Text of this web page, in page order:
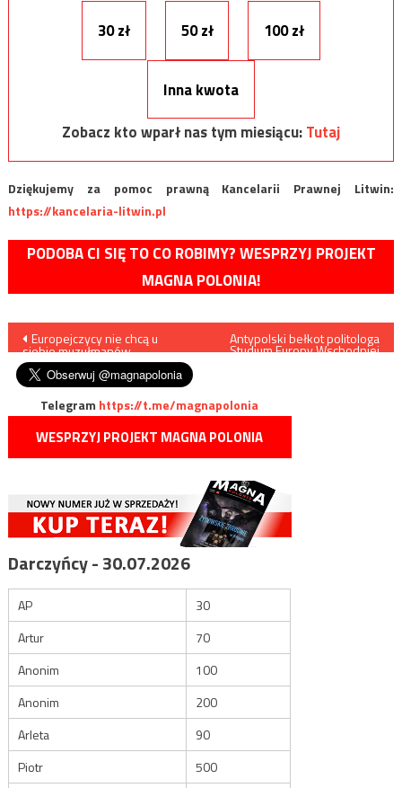
30 zł
50 zł 100 zł
Inna kwota
Zobacz kto wparł nas tym miesiącu:Tutaj
Dziękujemy za pomoc prawną Kancelarii Prawnej Litwin:
https://kancelaria-litwin.pl
PODOBA CI SIĘ TO CO ROBIMY? WESPRZYJ PROJEKT
MAGNA POLONIA!
Nawigacja
wpisu
Europejczycy nie chcą u
siebie muzułmanów
Antypolski bełkot politologa
Studium Europy Wschodniej
Telegram https://t.me/magnapolonia
WESPRZYJ PROJEKT MAGNA POLONIA
Darczyńcy - 30.07.2026
AP
30
Artur
70
Anonim
100
Anonim
200
Arleta
90
Piotr
500